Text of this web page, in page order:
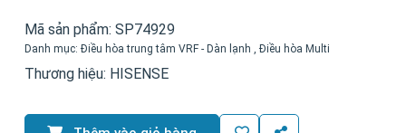
Mã sản phẩm: SP74929
Danh mục: Điều hòa trung tâm VRF - Dàn lạnh , Điều hòa Multi
Thương hiệu: HISENSE